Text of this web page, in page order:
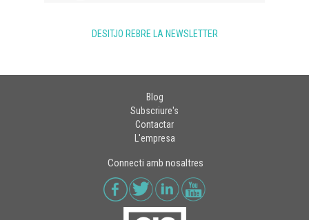
DESITJO REBRE LA NEWSLETTER
Blog
Subscriure's
Contactar
L'empresa
Connecti amb nosaltres